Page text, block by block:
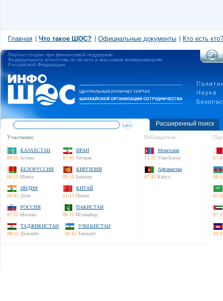
Главная Что такое ШОС? Официальные документы Кто есть кто?
Портал создан при финансовой поддержке
Федерального агентства по печати и массовым коммуникациям
Российской Федерации
Расширенный поиск
Участники:
КАЗАХСТАН
09:15 Астана
ИРАН
07:45 Тегеран
БЕЛОРУССИЯ
06:15 Минск
КИРГИЗИЯ
09:15 Бишкек
ИНДИЯ
08:45 Дели
КИТАЙ
11:15 Пекин
РОССИЯ
07:15 Москва
ПАКИСТАН
08:15 Исламабад
ТАДЖИКИСТАН
08:15 Душанбе
УЗБЕКИСТАН
08:15 Ташкент
Наблюдатели:
Монголия
11:15 Улан-Батор
Афганистан
07:45 Кабул